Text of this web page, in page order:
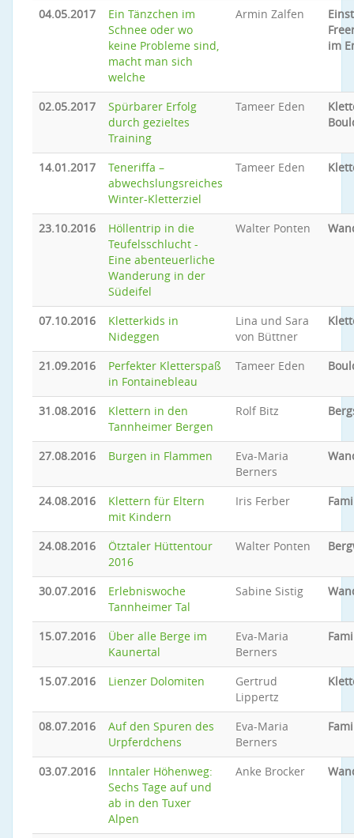
04.05.2017
Ein Tänzchen im
Schnee oder wo
keine Probleme sind,
macht man sich
welche
Armin Zalfen
im
02.05.2017
Spürbarer Erfolg
durch gezieltes
Training
Tameer Eden
14.01.2017
Teneriffa –
abwechslungsreiches
Winter-Kletterziel
Tameer Eden
23.10.2016
Höllentrip in die
Teufelsschlucht -
Eine abenteuerliche
Wanderung in der
Südeifel
Walter Ponten
07.10.2016
Kletterkids in
Nideggen
Lina und Sara
von Büttner
21.09.2016
Perfekter Kletterspaß
in Fontainebleau
Tameer Eden
31.08.2016
Klettern in den
Tannheimer Bergen
Rolf Bitz
27.08.2016 Burgen in Flammen
Eva-Maria
Berners
24.08.2016
Klettern für Eltern
mit Kindern
Iris Ferber
24.08.2016
Ötztaler Hüttentour
2016
Walter Ponten
30.07.2016
Erlebniswoche
Tannheimer Tal
Sabine Sistig
15.07.2016
Über alle Berge im
Kaunertal
Eva-Maria
Berners
15.07.2016 Lienzer Dolomiten
Gertrud
Lippertz
08.07.2016
Auf den Spuren des
Urpferdchens
Eva-Maria
Berners
03.07.2016
Inntaler Höhenweg:
Sechs Tage auf und
ab in den Tuxer
Alpen
Anke Brocker